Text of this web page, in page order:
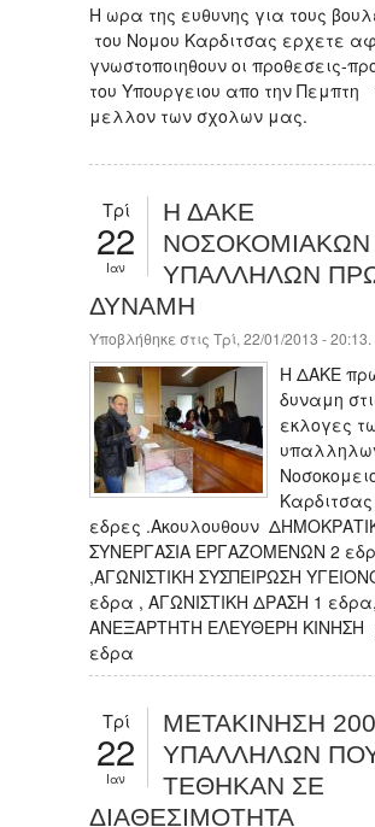
H ωρα της ευθυνης για τους
του Νομου Καρδιτσας ερχετε
γνωστοποιηθουν οι προθεσεις-
του Υπουργειου απο την Πεμπτη
μελλον των σχολων μας.
Τρί
22
Ιαν
Η ΔΑΚΕ
ΝΟΣΟΚΟΜΙΑΚΩΝ
ΥΠΑΛΛΗΛΩΝ
ΔΥΝΑΜΗ
Υποβλήθηκε στις Τρί, 22/01/2013 - 20:13.
Η ΔΑΚΕ
δυναμη
εκλογες
εδρες .Ακουλουθουν
ΣΥΝΕΡΓΑΣΙΑ ΕΡΓΑΖΟΜΕΝΩΝ 2
,ΑΓΩΝΙΣΤΙΚΗ ΣΥΣΠΕΙΡΩΣΗ
εδρα , ΑΓΩΝΙΣΤΙΚΗ ΔΡΑΣΗ 1
ΑΝΕΞΑΡΤΗΤΗ ΕΛΕΥΘΕΡΗ ΚΙΝΗΣΗ
εδρα
Τρί
22
Ιαν
ΜΕΤΑΚΙΝΗΣΗ
ΥΠΑΛΛΗΛΩΝ
ΤΕΘΗΚΑΝ ΣΕ
ΔΙΑΘΕΣΙΜΟΤΗΤΑ